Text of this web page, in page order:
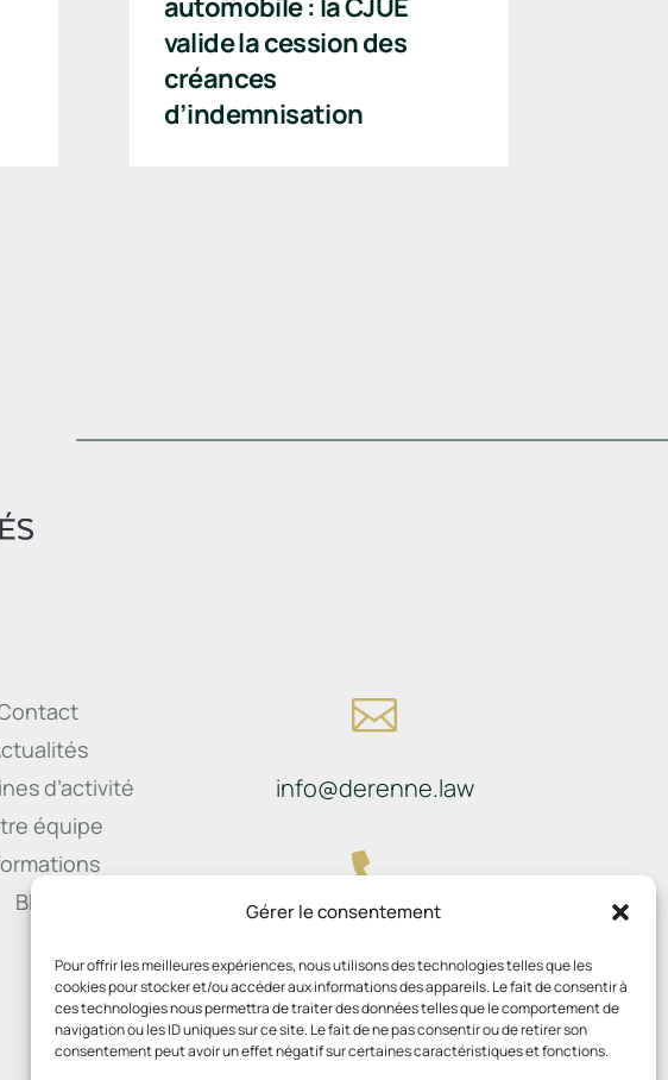
Gérer le consentement
Pour offrir les meilleures expériences, nous utilisons des technologies telles que les
cookies pour stocker et/ou accéder aux informations des appareils. Le fait de consentir à
ces technologies nous permettra de traiter des données telles que le comportement de
navigation ou les ID uniques sur ce site. Le fait de ne pas consentir ou de retirer son
consentement peut avoir un effet négatif sur certaines caractéristiques et fonctions.
valide la cession des
créances
d’indemnisation
d’activité
équipe
Blog

info@derenne.law
